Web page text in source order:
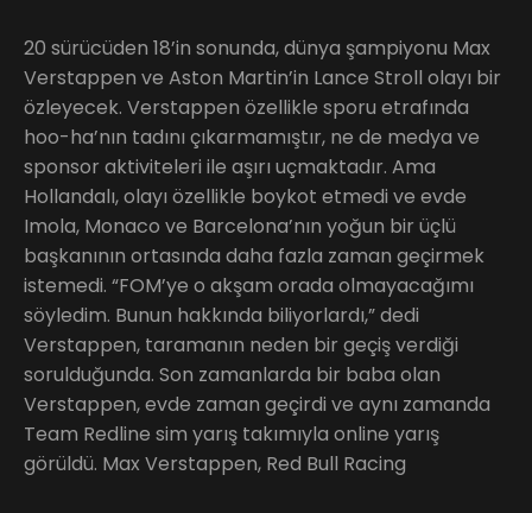
20 sürücüden 18’in sonunda, dünya şampiyonu Max
Verstappen ve Aston Martin’in Lance Stroll olayı bir
özleyecek. Verstappen özellikle sporu etrafında
hoo-ha’nın tadını çıkarmamıştır, ne de medya ve
sponsor aktiviteleri ile aşırı uçmaktadır. Ama
Hollandalı, olayı özellikle boykot etmedi ve evde
Imola, Monaco ve Barcelona’nın yoğun bir üçlü
başkanının ortasında daha fazla zaman geçirmek
istemedi. “FOM’ye o akşam orada olmayacağımı
söyledim. Bunun hakkında biliyorlardı,” dedi
Verstappen, taramanın neden bir geçiş verdiği
sorulduğunda. Son zamanlarda bir baba olan
Verstappen, evde zaman geçirdi ve aynı zamanda
Team Redline sim yarış takımıyla online yarış
görüldü. Max Verstappen, Red Bull Racing